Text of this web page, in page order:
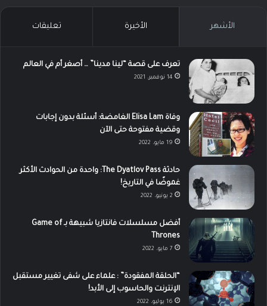
الأشهر الأخيرة تعليقات
تعرف على قصة “لينا مدينا” … أصغر أم في العالم
14 نوفمبر، 2021
وفاة Elisa Lam الغامضة: أسئلة بدون إجابات
وقضية مفتوحة حتى الآن
19 مايو، 2022
حادثة The Dyatlov Pass: واحدة من الحوادث الأكثر
غموضًا في التاريخ!
2 يونيو، 2022
أفضل مسلسلات فانتازيا شبيهة بـ Game of
Thrones
7 مايو، 2022
“الحلقة المفقودة” : علماء على شفى تغيير مستقبل
الإنترنت والحاسوب إلى الأبد!
16 يوليو، 2022